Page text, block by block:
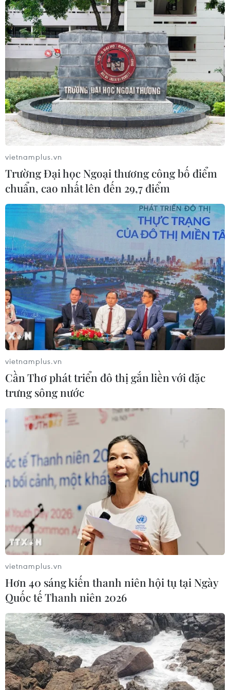
TIN CÙNG CHUYÊN MỤC
Sơn La: Bắt hai đối tượng mua bán
ma túy, thu giữ hơn 3.500 viên hồng
phiến
09/08/2026 10:19
vietnamplus.vn
Trường Đại học Ngoại thương công bố điểm
chuẩn, cao nhất lên đến 29,7 điểm
vietnamplus.vn
Cần Thơ phát triển đô thị gắn liền với đặc
trưng sông nước
vietnamplus.vn
Hơn 40 sáng kiến thanh niên hội tụ tại Ngày
Quốc tế Thanh niên 2026